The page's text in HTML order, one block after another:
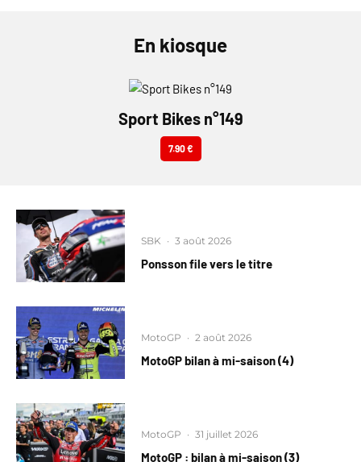
En kiosque
Sport Bikes n°149
7.90 €
SBK · 3 août 2026
Ponsson file vers le titre
MotoGP · 2 août 2026
MotoGP bilan à mi-saison (4)
MotoGP · 31 juillet 2026
MotoGP : bilan à mi-saison (3)